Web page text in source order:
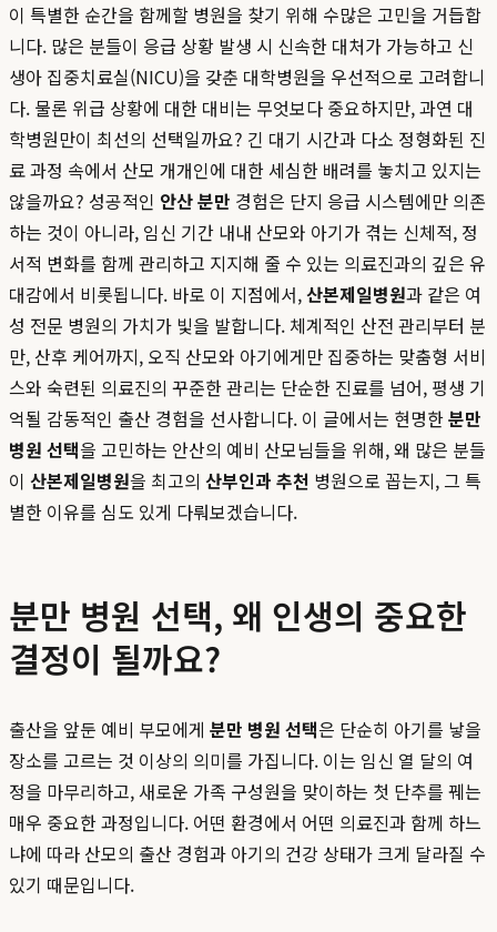
이 특별한 순간을 함께할 병원을 찾기 위해 수많은 고민을 거듭합
니다. 많은 분들이 응급 상황 발생 시 신속한 대처가 가능하고 신
생아 집중치료실(NICU)을 갖춘 대학병원을 우선적으로 고려합니
다. 물론 위급 상황에 대한 대비는 무엇보다 중요하지만, 과연 대
학병원만이 최선의 선택일까요? 긴 대기 시간과 다소 정형화된 진
료 과정 속에서 산모 개개인에 대한 세심한 배려를 놓치고 있지는
않을까요? 성공적인 안산 분만 경험은 단지 응급 시스템에만 의존
하는 것이 아니라, 임신 기간 내내 산모와 아기가 겪는 신체적, 정
서적 변화를 함께 관리하고 지지해 줄 수 있는 의료진과의 깊은 유
대감에서 비롯됩니다. 바로 이 지점에서,산본제일병원과 같은 여
성 전문 병원의 가치가 빛을 발합니다. 체계적인 산전 관리부터 분
만, 산후 케어까지, 오직 산모와 아기에게만 집중하는 맞춤형 서비
스와 숙련된 의료진의 꾸준한 관리는 단순한 진료를 넘어, 평생 기
억될 감동적인 출산 경험을 선사합니다. 이 글에서는 현명한분만
병원 선택을 고민하는 안산의 예비 산모님들을 위해, 왜 많은 분들
이 산본제일병원을 최고의 산부인과 추천 병원으로 꼽는지, 그 특
별한 이유를 심도 있게 다뤄보겠습니다.
분만 병원 선택, 왜 인생의 중요한
결정이 될까요?
출산을 앞둔 예비 부모에게 분만 병원 선택은 단순히 아기를 낳을
장소를 고르는 것 이상의 의미를 가집니다. 이는 임신 열 달의 여
정을 마무리하고, 새로운 가족 구성원을 맞이하는 첫 단추를 꿰는
매우 중요한 과정입니다. 어떤 환경에서 어떤 의료진과 함께 하느
냐에 따라 산모의 출산 경험과 아기의 건강 상태가 크게 달라질 수
있기 때문입니다.